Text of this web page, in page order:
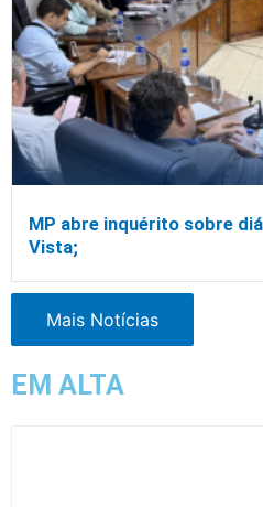
MP abre inquérito sobre
Vista;
Mais Notícias
EM ALTA